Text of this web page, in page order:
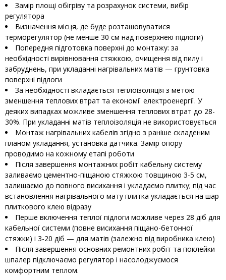
Замір площі обігріву та розрахунок системи, вибір
регулятора
Визначення місця, де буде розташовуватися
терморегулятор (не менше 30 см над поверхнею підлоги)
Попередня підготовка поверхні до монтажу: за
необхідності вирівнювання стяжкою, очищення від пилу і
забруднень, при укладанні нагрівальних матів — грунтовка
поверхні підлоги
За необхідності вкладається теплоізоляція з метою
зменшення теплових втрат та економії електроенергії. У
деяких випадках можливе зменшення теплових втрат до 28-
30%. При укладанні матів теплоізоляція не використовується
Монтаж нагрівальних кабелів згідно з раніше складеним
планом укладання, установка датчика. Замір опору
проводимо на кожному етапі роботи
Після завершення монтажних робіт кабельну систему
заливаємо цементно-піщаною стяжкою товщиною 3-5 см,
залишаємо до повного висихання і укладаємо плитку; під час
встановлення нагрівального мату плитка укладається на шар
плиткового клею відразу
Перше включення теплої підлоги можливе через 28 діб для
кабельної системи (повне висихання піщано-бетонної
стяжки) і 3-20 діб — для матів (залежно від виробника клею)
Після завершення основних ремонтних робіт та поклейки
шпалер підключаємо регулятор і насолоджуємося
комфортним теплом.